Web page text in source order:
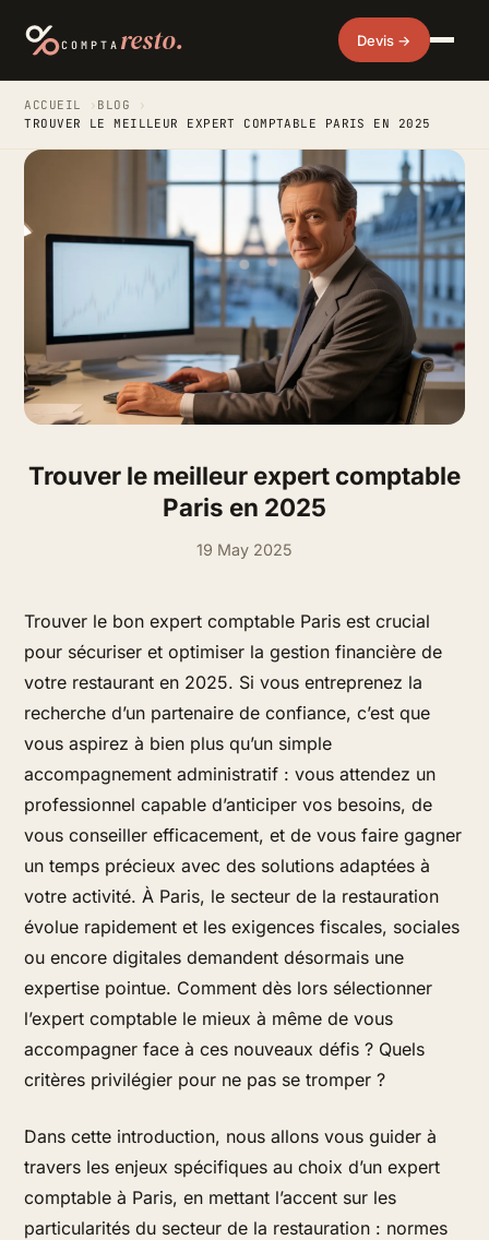
COMPTA resto. Devis →
ACCUEIL › BLOG
›
TROUVER LE MEILLEUR EXPERT COMPTABLE PARIS EN 2025
Trouver le meilleur expert comptable
Paris en 2025
19 May 2025
Trouver le bon expert comptable Paris est crucial
pour sécuriser et optimiser la gestion financière de
votre restaurant en 2025. Si vous entreprenez la
recherche d’un partenaire de confiance, c’est que
vous aspirez à bien plus qu’un simple
accompagnement administratif : vous attendez un
professionnel capable d’anticiper vos besoins, de
vous conseiller efficacement, et de vous faire gagner
un temps précieux avec des solutions adaptées à
votre activité. À Paris, le secteur de la restauration
évolue rapidement et les exigences fiscales, sociales
ou encore digitales demandent désormais une
expertise pointue. Comment dès lors sélectionner
l’expert comptable le mieux à même de vous
accompagner face à ces nouveaux défis ? Quels
critères privilégier pour ne pas se tromper ?
Dans cette introduction, nous allons vous guider à
travers les enjeux spécifiques au choix d’un expert
comptable à Paris, en mettant l’accent sur les
particularités du secteur de la restauration : normes